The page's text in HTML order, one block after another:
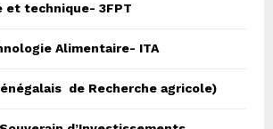
et technique- 3FPT
Alimentaire- ITA
de Recherche agricole)